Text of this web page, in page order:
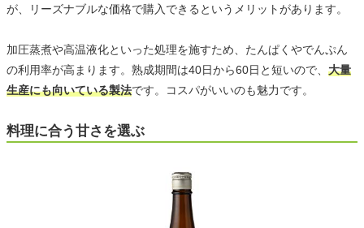
が、リーズナブルな価格で購入できるというメリットがあります。
加圧蒸煮や高温液化といった処理を施すため、たんぱくやでんぷん
の利用率が高まります。熟成期間は40日から60日と短いので、 大量
生産にも向いている製法です。コスパがいいのも魅力です。
料理に合う甘さを選ぶ